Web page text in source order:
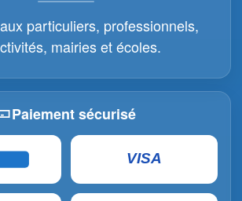
particuliers, professionnels,
mairies et écoles.
Paiement sécurisé
VISA